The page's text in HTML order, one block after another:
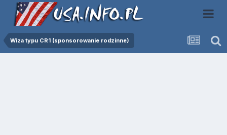
Wiza typu CR1 (sponsorowanie rodzinne)